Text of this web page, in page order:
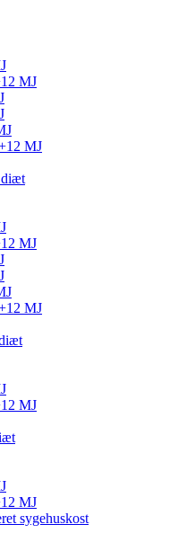
MJ
MJ
diæt
MJ
MJ
MJ
MJ
sygehuskost